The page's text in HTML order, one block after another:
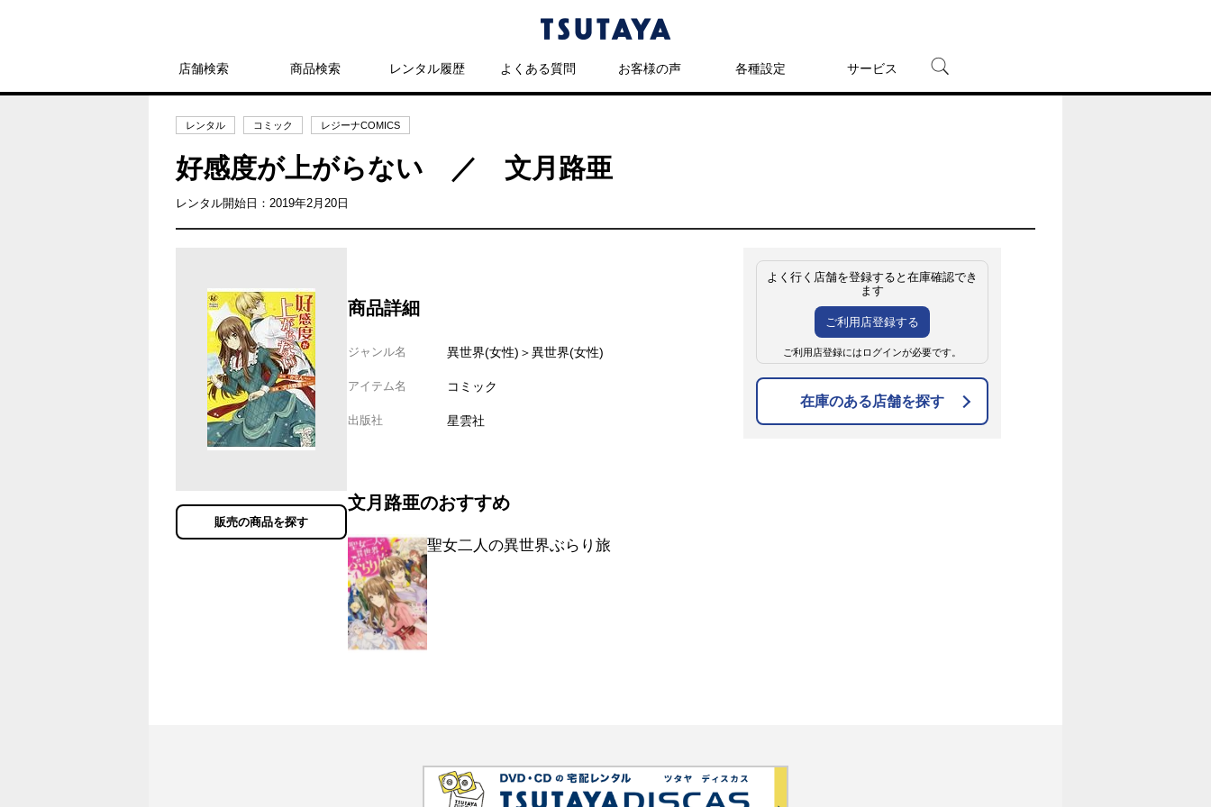
店舗検索 商品検索 レンタル履歴 よくある質問 お客様の声 各種設定 サービス
レンタル コミック レジーナCOMICS
好感度が上がらない ／ 文月路亜
レンタル開始日：2019年2月20日
販売の商品を探す
商品詳細
ジャンル名 異世界(女性)＞異世界(女性)
アイテム名 コミック
出版社 星雲社
文月路亜のおすすめ
聖女二人の異世界ぶらり旅
よく行く店舗を登録すると在庫確認でき
ます
ご利用店登録する
ご利用店登録にはログインが必要です。
在庫のある店舗を探す